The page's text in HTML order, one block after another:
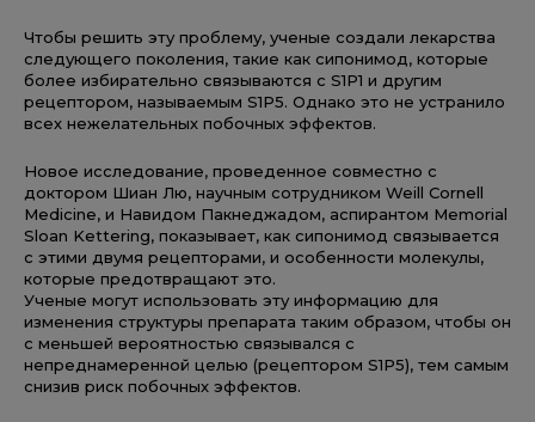
Чтобы решить эту проблему, ученые создали лекарства
следующего поколения, такие как сипонимод, которые
более избирательно связываются с S1P1 и другим
рецептором, называемым S1P5. Однако это не устранило
всех нежелательных побочных эффектов.
Новое исследование, проведенное совместно с
доктором Шиан Лю, научным сотрудником Weill Cornell
Medicine, и Навидом Пакнеджадом, аспирантом Memorial
Sloan Kettering, показывает, как сипонимод связывается
с этими двумя рецепторами, и особенности молекулы,
которые предотвращают это.
Ученые могут использовать эту информацию для
изменения структуры препарата таким образом, чтобы он
с меньшей вероятностью связывался с
непреднамеренной целью (рецептором S1P5), тем самым
снизив риск побочных эффектов.